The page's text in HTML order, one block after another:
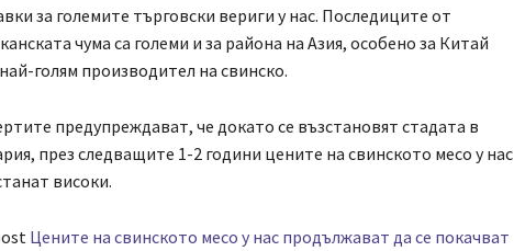
за големите търговски вериги у нас. Последиците от
чума са големи и за района на Азия, особено за Китай
голям производител на свинско.
предупреждават, че докато се възстановят стадата в
през следващите 1-2 години цените на свинското месо у нас
високи.
Цените на свинското месо у нас продължават да се покачват